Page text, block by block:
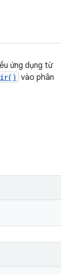
ứng dụng từ
vào phân